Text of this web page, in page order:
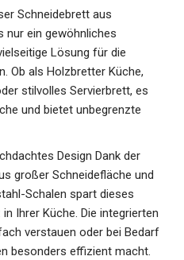
Schneidebrett aus
nur ein gewöhnliches
Lösung für die
Ob als Holzbretter Küche,
stilvolles Servierbrett, es
und bietet unbegrenzte
Design Dank der
großer Schneidefläche und
Schalen spart dieses
Ihrer Küche. Die integrierten
verstauen oder bei Bedarf
besonders effizient macht.